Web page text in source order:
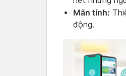
Mãn tính:
động.